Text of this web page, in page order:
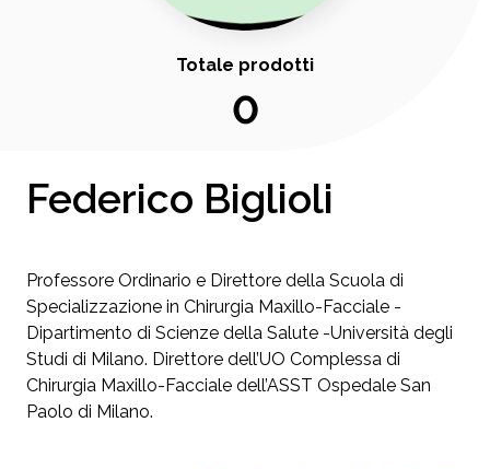
Totale prodotti
0
Federico Biglioli
Professore Ordinario e Direttore della Scuola di
Specializzazione in Chirurgia Maxillo-Facciale -
Dipartimento di Scienze della Salute -Università degli
Studi di Milano. Direttore dell’UO Complessa di
Chirurgia Maxillo-Facciale dell’ASST Ospedale San
Paolo di Milano.